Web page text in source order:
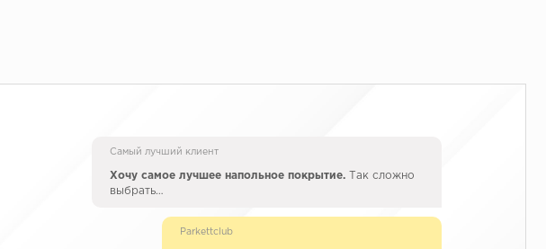
Самый лучший клиент
Хочу самое лучшее напольное покрытие.Так сложно
выбрать…
Parkettclub